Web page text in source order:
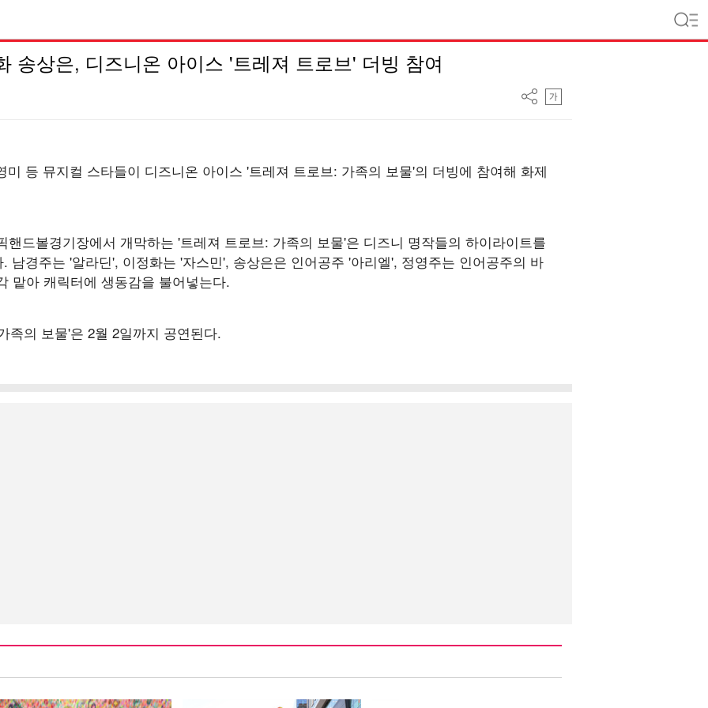
송상은, 디즈니온 아이스 '트레져 트로브' 더빙 참여
등 뮤지컬 스타들이 디즈니온 아이스 '트레져 트로브: 가족의 보물'의 더빙에 참여해 화제
핸드볼경기장에서 개막하는 '트레져 트로브: 가족의 보물'은 디즈니 명작들의 하이라이트를
남경주는 '알라딘', 이정화는 '자스민', 송상은은 인어공주 '아리엘', 정영주는 인어공주의 바
맡아 캐릭터에 생동감을 불어넣는다.
족의 보물'은 2월 2일까지 공연된다.